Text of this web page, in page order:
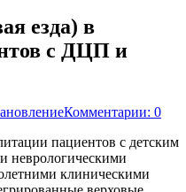
езда) в
с ДЦП и
Комментарии: 0
пациентов с детским
неврологическими
клиническими